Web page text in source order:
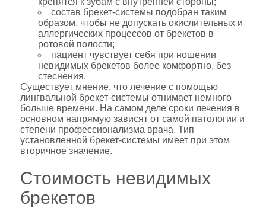
состав брекет-системы подобран таким
образом, чтобы не допускать окислительных и
аллергических процессов от брекетов в
ротовой полости;
пациент чувствует себя при ношении
невидимых брекетов более комфортно, без
стеснения.
Существует мнение, что лечение с помощью
лингвальной брекет-системы отнимает немного
больше времени. На самом деле сроки лечения в
основном напрямую зависят от самой патологии и
степени профессионализма врача. Тип
установленной брекет-системы имеет при этом
вторичное значение.
Стоимость невидимых
брекетов